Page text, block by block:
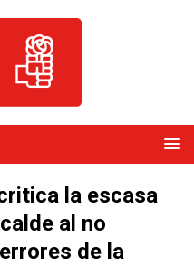
la escasa
al no
de la